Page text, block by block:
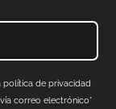
política de privacidad
correo electrónico*